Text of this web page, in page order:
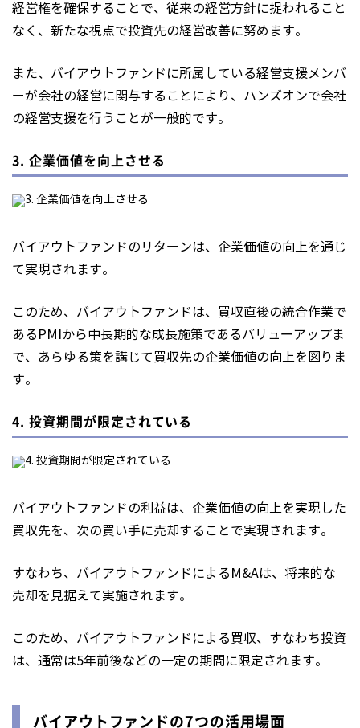
経営権を確保することで、従来の経営方針に捉われること
なく、新たな視点で投資先の経営改善に努めます。
また、バイアウトファンドに所属している経営支援メンバ
ーが会社の経営に関与することにより、ハンズオンで会社
の経営支援を行うことが一般的です。
3. 企業価値を向上させる
バイアウトファンドのリターンは、企業価値の向上を通じ
て実現されます。
このため、バイアウトファンドは、買収直後の統合作業で
あるPMIから中長期的な成長施策であるバリューアップま
で、あらゆる策を講じて買収先の企業価値の向上を図りま
す。
4. 投資期間が限定されている
バイアウトファンドの利益は、企業価値の向上を実現した
買収先を、次の買い手に売却することで実現されます。
すなわち、バイアウトファンドによるM&Aは、将来的な
売却を見据えて実施されます。
このため、バイアウトファンドによる買収、すなわち投資
は、通常は5年前後などの一定の期間に限定されます。
バイアウトファンドの7つの活用場面